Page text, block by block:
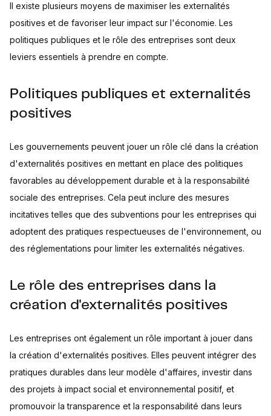
Il existe plusieurs moyens de maximiser les externalités
positives et de favoriser leur impact sur l'économie. Les
politiques publiques et le rôle des entreprises sont deux
leviers essentiels à prendre en compte.
Politiques publiques et externalités
positives
Les gouvernements peuvent jouer un rôle clé dans la création
d'externalités positives en mettant en place des politiques
favorables au développement durable et à la responsabilité
sociale des entreprises. Cela peut inclure des mesures
incitatives telles que des subventions pour les entreprises qui
adoptent des pratiques respectueuses de l'environnement, ou
des réglementations pour limiter les externalités négatives.
Le rôle des entreprises dans la
création d'externalités positives
Les entreprises ont également un rôle important à jouer dans
la création d'externalités positives. Elles peuvent intégrer des
pratiques durables dans leur modèle d'affaires, investir dans
des projets à impact social et environnemental positif, et
promouvoir la transparence et la responsabilité dans leurs